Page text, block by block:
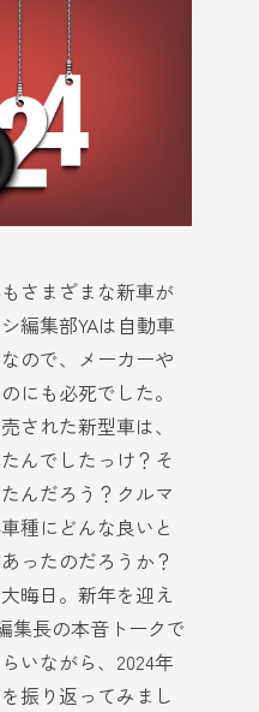
さまざまな新車が
編集部YAは自動車
ので、メーカーや
にも必死でした。
された新型車は、
んでしたっけ？そ
んだろう？クルマ
種にどんな良いと
ったのだろうか？
晦日。新年を迎え
集長の本音トークで
いながら、2024年
振り返ってみまし